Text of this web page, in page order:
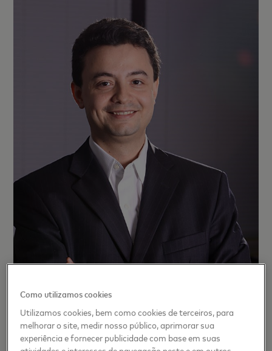
Como utilizamos cookies
Utilizamos cookies, bem como cookies de terceiros, para
melhorar o site, medir nosso público, aprimorar sua
experiência e fornecer publicidade com base em suas